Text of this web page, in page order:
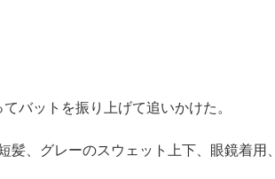
バットを振り上げて追いかけた。
髪、グレーのスウェット上下、眼鏡着用、